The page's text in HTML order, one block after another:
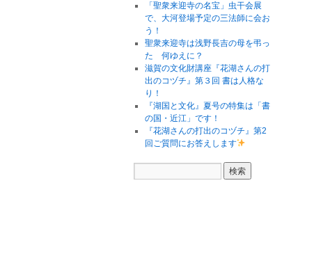
「聖衆来迎寺の名宝」虫干会展
で、大河登場予定の三法師に会お
う！
聖衆来迎寺は浅野長吉の母を弔っ
た 何ゆえに？
滋賀の文化財講座『花湖さんの打
出のコヅチ』第３回 書は人格な
り！
『湖国と文化』夏号の特集は「書
の国・近江」です！
『花湖さんの打出のコヅチ』第2
回ご質問にお答えします